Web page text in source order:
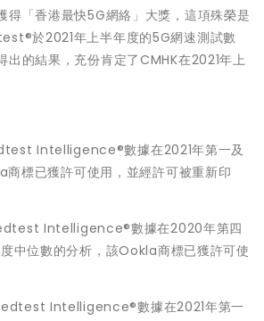
得「香港最快5G網絡」大獎，這項殊榮是
於2021年上半年度的5G網速測試數
出的結果，充份肯定了CMHK在2021年上
Intelligence®數據在2021年第一及
標已獲許可使用，並經許可被重新印
Intelligence®數據在2020年第四
中位數的分析，該Ookla商標已獲許可使
Intelligence®數據在2021年第一